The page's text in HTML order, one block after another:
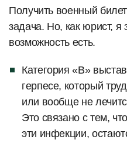
Получить военный
задача. Но, как юрист, я
возможность есть.
Категория «В»
герпесе, который
или вообще не
Это связано с тем,
эти инфекции,